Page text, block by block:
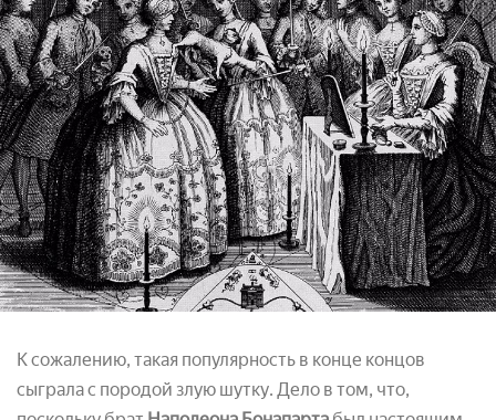
К сожалению, такая популярность в конце концов
сыграла с породой злую шутку. Дело в том, что,